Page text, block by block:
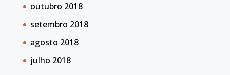
outubro 2018
setembro 2018
agosto 2018
julho 2018